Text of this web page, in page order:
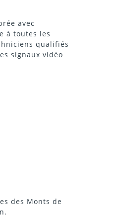
avec
à toutes les
qualifiés
signaux vidéo
des Monts de